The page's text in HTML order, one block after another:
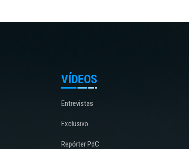
VÍDEOS
Entrevistas
Exclusivo
Repórter PdC